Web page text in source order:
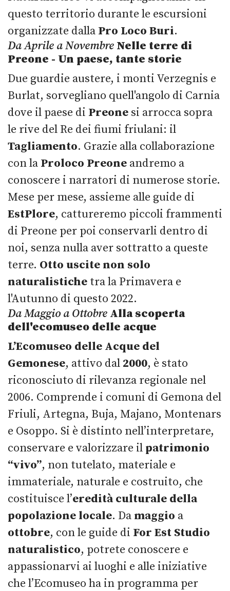
questo territorio durante le escursioni
organizzate dalla Pro Loco Buri.
Da Aprile a Novembre Nelle terre di
Preone - Un paese, tante storie
Due guardie austere, i monti Verzegnis e
Burlat, sorvegliano quell'angolo di Carnia
dove il paese di Preone si arrocca sopra
le rive del Re dei fiumi friulani: il
Tagliamento. Grazie alla collaborazione
con la Proloco Preone andremo a
conoscere i narratori di numerose storie.
Mese per mese, assieme alle guide di
EstPlore, cattureremo piccoli frammenti
di Preone per poi conservarli dentro di
noi, senza nulla aver sottratto a queste
terre. Otto uscite non solo
naturalistiche tra la Primavera e
l'Autunno di questo 2022.
Da Maggio a Ottobre Alla scoperta
dell'ecomuseo delle acque
L’Ecomuseo delle Acque del
Gemonese, attivo dal 2000, è stato
riconosciuto di rilevanza regionale nel
2006. Comprende i comuni di Gemona del
Friuli, Artegna, Buja, Majano, Montenars
e Osoppo. Si è distinto nell’interpretare,
conservare e valorizzare il patrimonio
“vivo”, non tutelato, materiale e
immateriale, naturale e costruito, che
costituisce l’eredità culturale della
popolazione locale. Da maggio a
ottobre, con le guide di For Est Studio
naturalistico, potrete conoscere e
appassionarvi ai luoghi e alle iniziative
che l’Ecomuseo ha in programma per